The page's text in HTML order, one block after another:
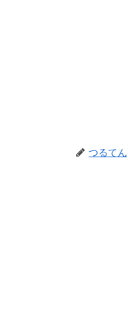
つるてん